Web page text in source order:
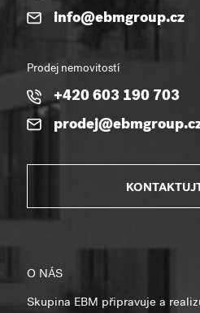
info@ebmgroup.cz
Prodej nemovitostí
+420 603 190 703
O NÁS
Skupina EBM připravuje a